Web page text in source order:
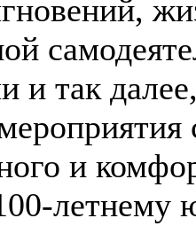
и так
и
летнему